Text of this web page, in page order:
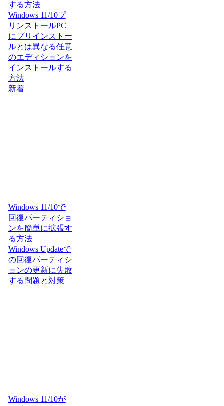
する方法
Windows 11/10プ
リンストールPC
にプリインストー
ルとは異なる任意
のエディションを
インストールする
方法
新着
Windows 11/10で
回復パーティショ
ンを簡単に拡張す
る方法
Windows Updateで
の回復パーティシ
ョンの更新に失敗
する問題と対策
Windows 11/10が